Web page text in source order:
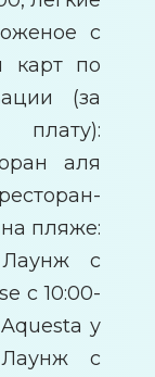
с
карт по
(за
аля
пляже:
с
с 10:00-
у
Лаунж с